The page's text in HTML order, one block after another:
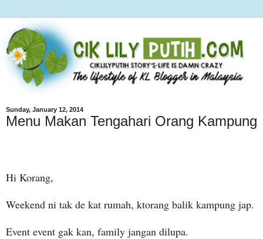
Sunday, January 12, 2014
Menu Makan Tengahari Orang Kampung
Hi Korang,
Weekend ni tak de kat rumah, ktorang balik kampung jap.
Event event gak kan, family jangan dilupa.